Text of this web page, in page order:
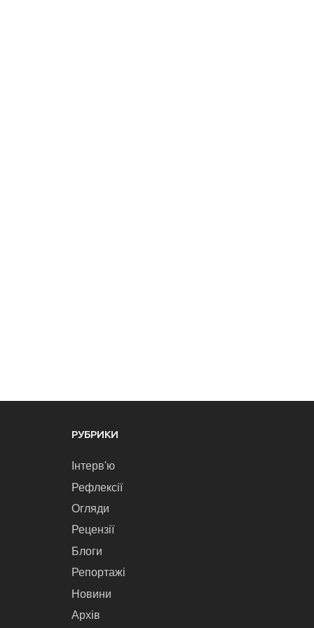
РУБРИКИ
Інтерв'ю
Рефлексії
Огляди
Рецензії
Блоги
Репортажі
Новини
Архів